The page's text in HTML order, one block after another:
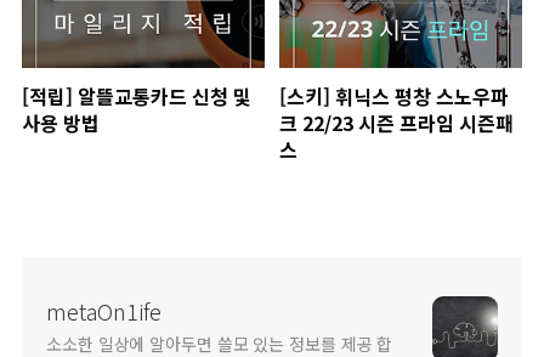
[적립] 알뜰교통카드 신청 및
사용 방법
[스키] 휘닉스 평창 스노우파
크 22/23 시즌 프라임 시즌패
스
metaOn1ife
소소한 일상에 알아두면 쓸모 있는 정보를 제공 합